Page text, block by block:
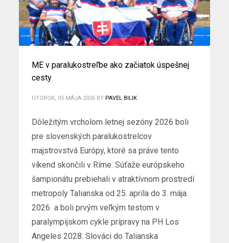
ME v paralukostreľbe ako začiatok úspešnej
cesty
UTOROK, 05 MÁJA 2026 BY PAVEL BILIK
Dôležitým vrcholom letnej sezóny 2026 boli
pre slovenských paralukostrelcov
majstrovstvá Európy, ktoré sa práve tento
víkend skončili v Ríme. Súťaže európskeho
šampionátu prebiehali v atraktívnom prostredí
metropoly Talianska od 25. apríla do 3. mája
2026 a boli prvým veľkým testom v
paralympijskom cykle prípravy na PH Los
Angeles 2028. Slováci do Talianska